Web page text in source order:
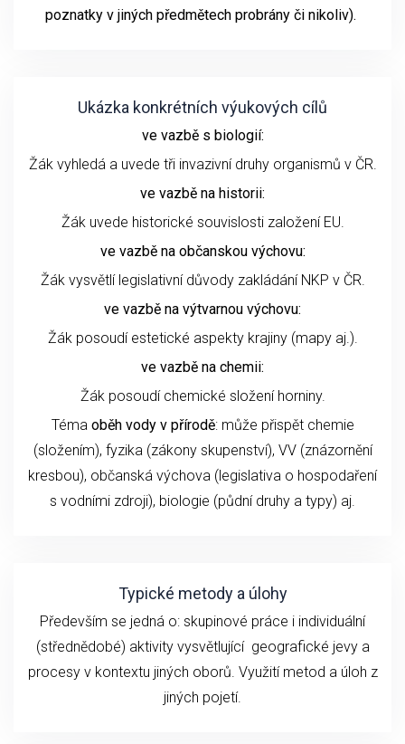
poznatky v jiných předmětech probrány či nikoliv).
Ukázka konkrétních výukových cílů
ve vazbě s biologií:
Žák vyhledá a uvede tři invazivní druhy organismů v ČR.
ve vazbě na historii:
Žák uvede historické souvislosti založení EU.
ve vazbě na občanskou výchovu:
Žák vysvětlí legislativní důvody zakládání NKP v ČR.
ve vazbě na výtvarnou výchovu:
Žák posoudí estetické aspekty krajiny (mapy aj.).
ve vazbě na chemii:
Žák posoudí chemické složení horniny.
Téma oběh vody v přírodě: může přispět chemie
(složením), fyzika (zákony skupenství), VV (znázornění
kresbou), občanská výchova (legislativa o hospodaření
s vodními zdroji), biologie (půdní druhy a typy) aj.
Typické metody a úlohy
Především se jedná o: skupinové práce i individuální
(střednědobé) aktivity vysvětlující geografické jevy a
procesy v kontextu jiných oborů. Využití metod a úloh z
jiných pojetí.